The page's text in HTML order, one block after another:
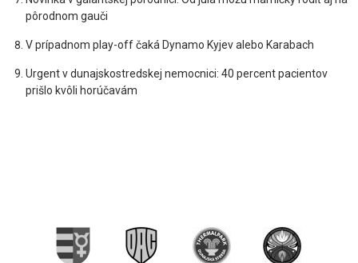
pôrodnom gauči
V prípadnom play-off čaká Dynamo Kyjev alebo Karabach
Urgent v dunajskostredskej nemocnici: 40 percent pacientov
prišlo kvôli horúčavám